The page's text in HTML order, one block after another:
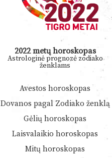
2022 metų horoskopas
Astrologinė prognozė zodiako
ženklams
Avestos horoskopas
Dovanos pagal Zodiako ženklą
Gėlių horoskopas
Laisvalaikio horoskopas
Mitų horoskopas